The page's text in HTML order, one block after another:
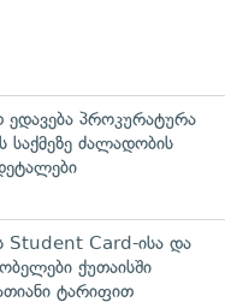
ედავება პროკურატურა
საქმეზე ძალადობის
Student Card-ისა და
ქუთაისში
ტარიფით